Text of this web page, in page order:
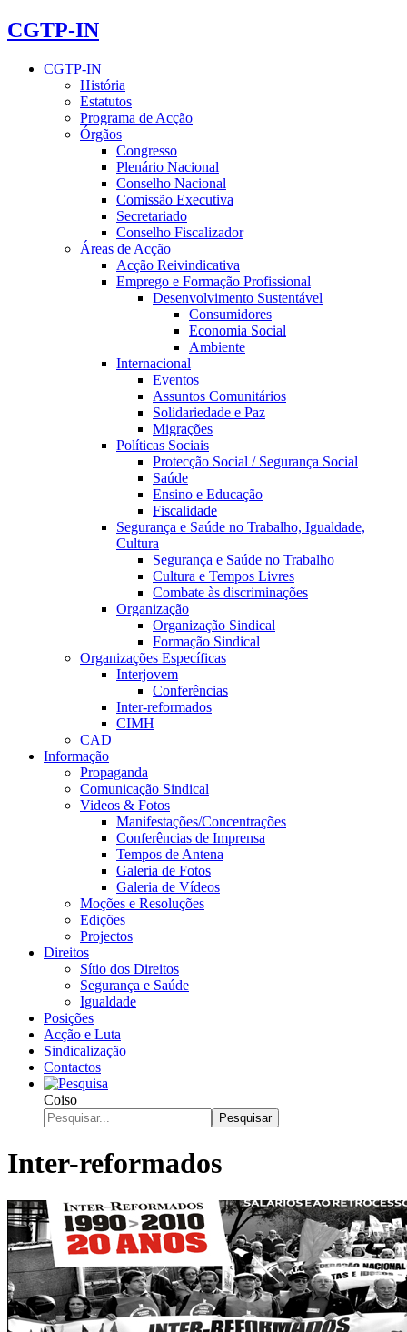
CGTP-IN
CGTP-IN
História
Estatutos
Programa de Acção
Órgãos
Congresso
Plenário Nacional
Conselho Nacional
Comissão Executiva
Secretariado
Conselho Fiscalizador
Áreas de Acção
Acção Reivindicativa
Emprego e Formação Profissional
Desenvolvimento Sustentável
Consumidores
Economia Social
Ambiente
Internacional
Eventos
Assuntos Comunitários
Solidariedade e Paz
Migrações
Políticas Sociais
Protecção Social / Segurança Social
Saúde
Ensino e Educação
Fiscalidade
Segurança e Saúde no Trabalho, Igualdade,
Cultura
Segurança e Saúde no Trabalho
Cultura e Tempos Livres
Combate às discriminações
Organização
Organização Sindical
Formação Sindical
Organizações Específicas
Interjovem
Conferências
Inter-reformados
CIMH
CAD
Informação
Propaganda
Comunicação Sindical
Videos & Fotos
Manifestações/Concentrações
Conferências de Imprensa
Tempos de Antena
Galeria de Fotos
Galeria de Vídeos
Moções e Resoluções
Edições
Projectos
Direitos
Sítio dos Direitos
Segurança e Saúde
Igualdade
Posições
Acção e Luta
Sindicalização
Contactos
Coiso
Pesquisar
Inter-reformados